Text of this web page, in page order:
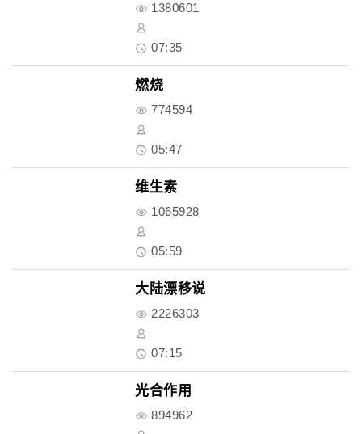
1380601
07:35
燃烧
774594
05:47
维生素
1065928
05:59
大陆漂移说
2226303
07:15
光合作用
894962